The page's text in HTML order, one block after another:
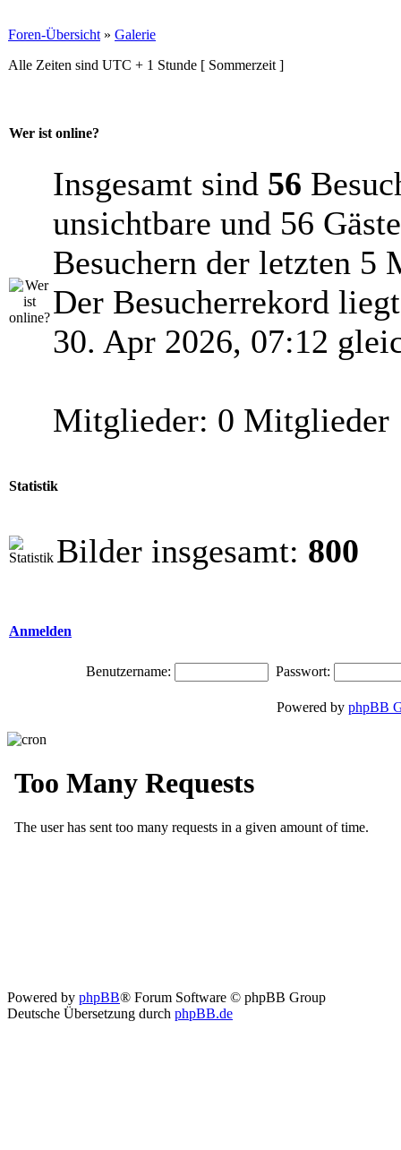
Foren-Übersicht » Galerie
Alle Zeiten sind UTC + 1 Stunde [ Sommerzeit ]
Wer ist online?
Insgesamt sind 56
unsichtbare und 56
Besuchern der letzten 5
Der Besucherrekord
30. Apr 2026, 07:12
Mitglieder: 0 Mitglieder
Statistik
Bilder insgesamt: 800
Anmelden
Benutzername: Passwort:
Powered by phpBB
Powered by phpBB® Forum Software © phpBB Group
Deutsche Übersetzung durch phpBB.de